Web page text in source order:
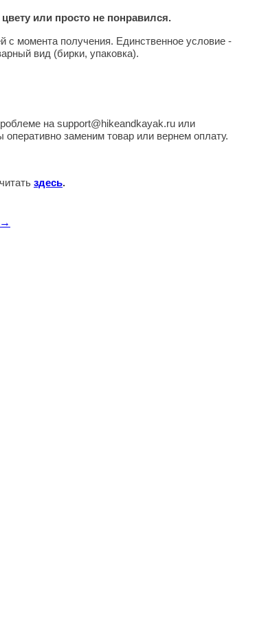
или просто не понравился.
с момента получения. Единственное условие -
вид (бирки, упаковка).
на support@hikeandkayak.ru или
заменим товар или вернем оплату.
здесь.
→